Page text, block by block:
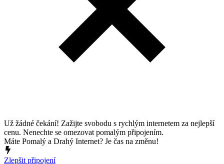
Už žádné čekání! Zažijte svobodu s rychlým internetem za nejlepší
cenu. Nenechte se omezovat pomalým připojením.
Máte Pomalý a Drahý Internet? Je čas na změnu!
Zlepšit připojení